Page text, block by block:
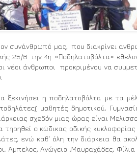
συνάνθρωπό μας, που διακρίνει
25/6 την 4η «Ποδηλατοβόλτα»
νέοι άνθρωποι προκριμένου να
ξεκινήσει η ποδηλατοβόλτα με τα
μαθητές δημοτικού,
σχεδόν μιας ώρας είναι
ο κώδικας οδικής
ενώ καθ’ όλη την διάρκεια θα
Άμπελος, Ανώγειο ,Μαυραχάδες, Φίλια